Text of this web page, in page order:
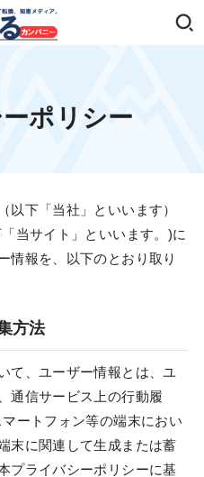
ポリシー
以下「当社」といいます）
当サイト」といいます。)に
情報を、以下のとおり取り
方法
て、ユーザー情報とは、ユ
通信サービス上の行動履
ートフォン等の端末におい
末に関連して生成または蓄
プライバシーポリシーに基